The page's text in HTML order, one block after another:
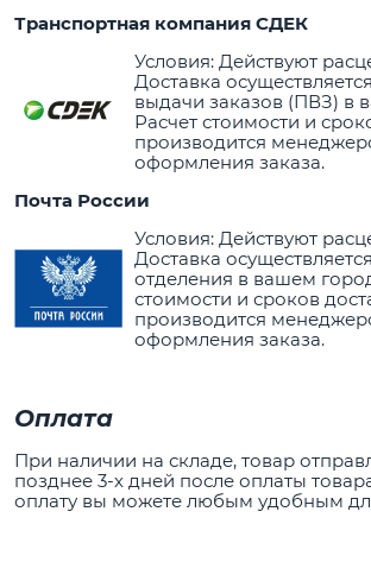
Транспортная компания СДЕК
Условия: Действуют
Доставка
выдачи заказов (ПВЗ) в
Расчет стоимости и
производится
оформления заказа.
Почта России
Условия: Действуют
Доставка
отделения в вашем
стоимости и сроков
производится
оформления заказа.
Оплата
При наличии на складе, товар
позднее 3-х дней после оплаты
оплату вы можете любым удобным